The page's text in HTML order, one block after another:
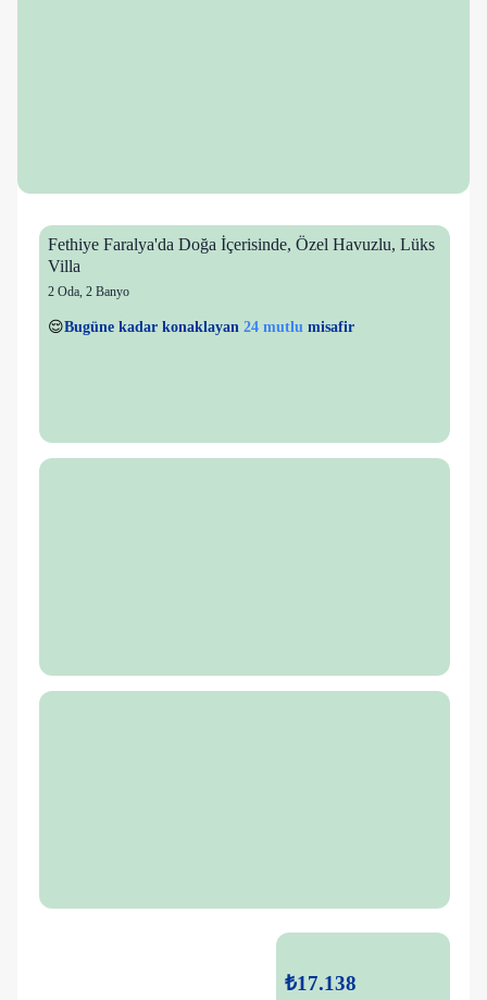
Fethiye Faralya'da Doğa İçerisinde, Özel Havuzlu, Lüks
Villa
2 Oda, 2 Banyo
👀Son 1 saatte52 kişigörüntüledi
₺17.138